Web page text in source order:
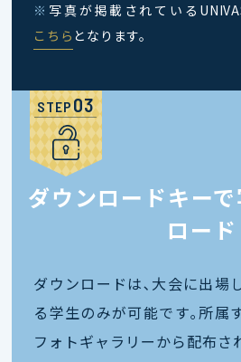
※ 写真が掲載されている
こちら となります。
STEP
ダウンロードキー
ロード
ダウンロードは､大会に出場
る学生のみが可能です｡所属
フォトギャラリーから配布さ